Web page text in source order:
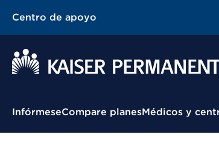
Centro de apoyo
Menú contextual
InfórmeseCompare planesMédicos y